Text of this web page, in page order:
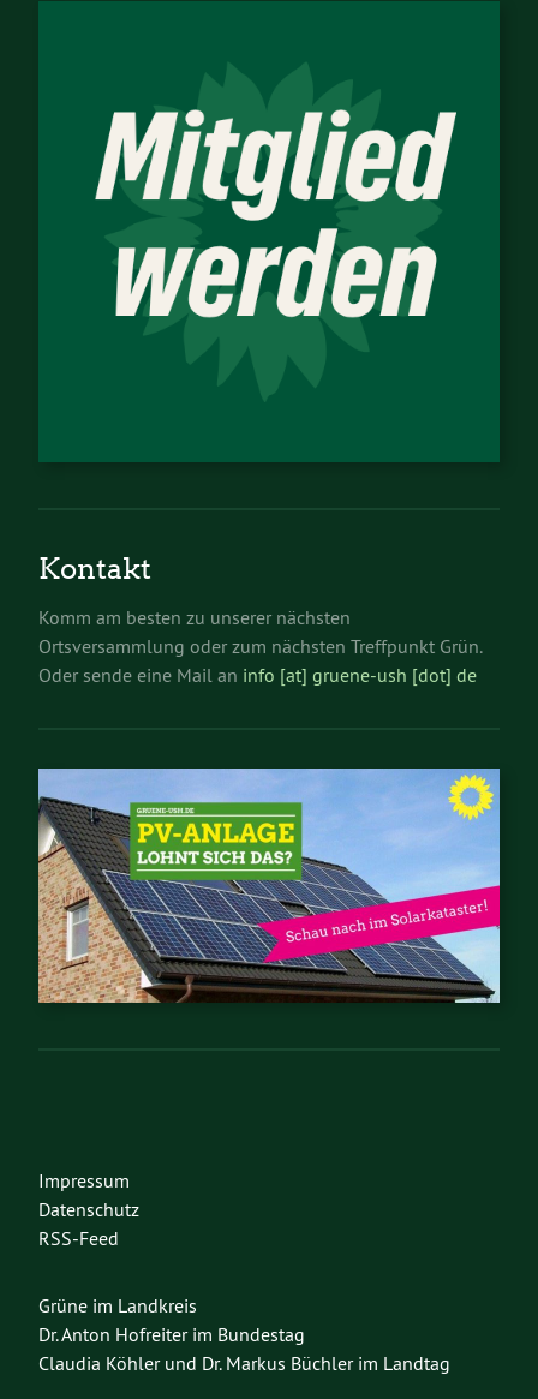
Kontakt
Komm am besten zu unserer nächsten
Ortsversammlung oder zum nächsten Treffpunkt Grün.
Oder sende eine Mail an info [at] gruene-ush [dot] de
Impressum
Datenschutz
RSS-Feed
Grüne im Landkreis
Dr. Anton Hofreiter im Bundestag
Claudia Köhler und Dr. Markus Büchler im Landtag